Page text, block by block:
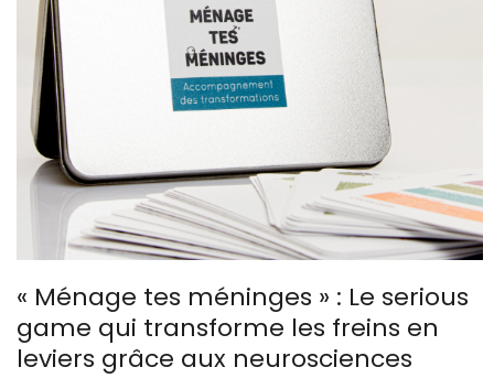
« Ménage tes méninges » : Le serious
game qui transforme les freins en
leviers grâce aux neurosciences